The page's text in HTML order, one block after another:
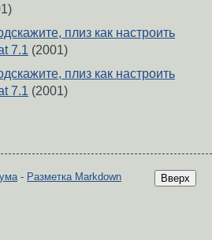
плиз как настроить
7.1 (2001)
плиз как настроить
7.1 (2001)
Вверх
- Разметка Markdown